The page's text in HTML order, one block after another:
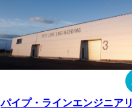
パイプ・ラインエンジニアリ